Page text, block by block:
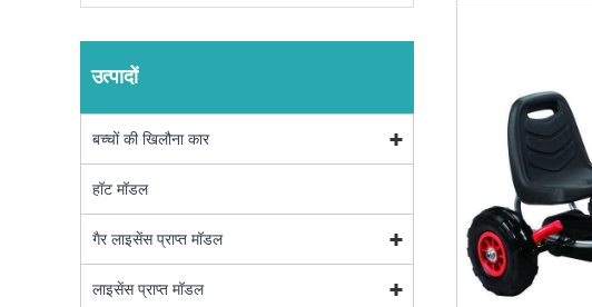
उत्पादों
बच्चों की खिलौना कार
हॉट मॉडल
गैर लाइसेंस प्राप्त मॉडल
लाइसेंस प्राप्त मॉडल